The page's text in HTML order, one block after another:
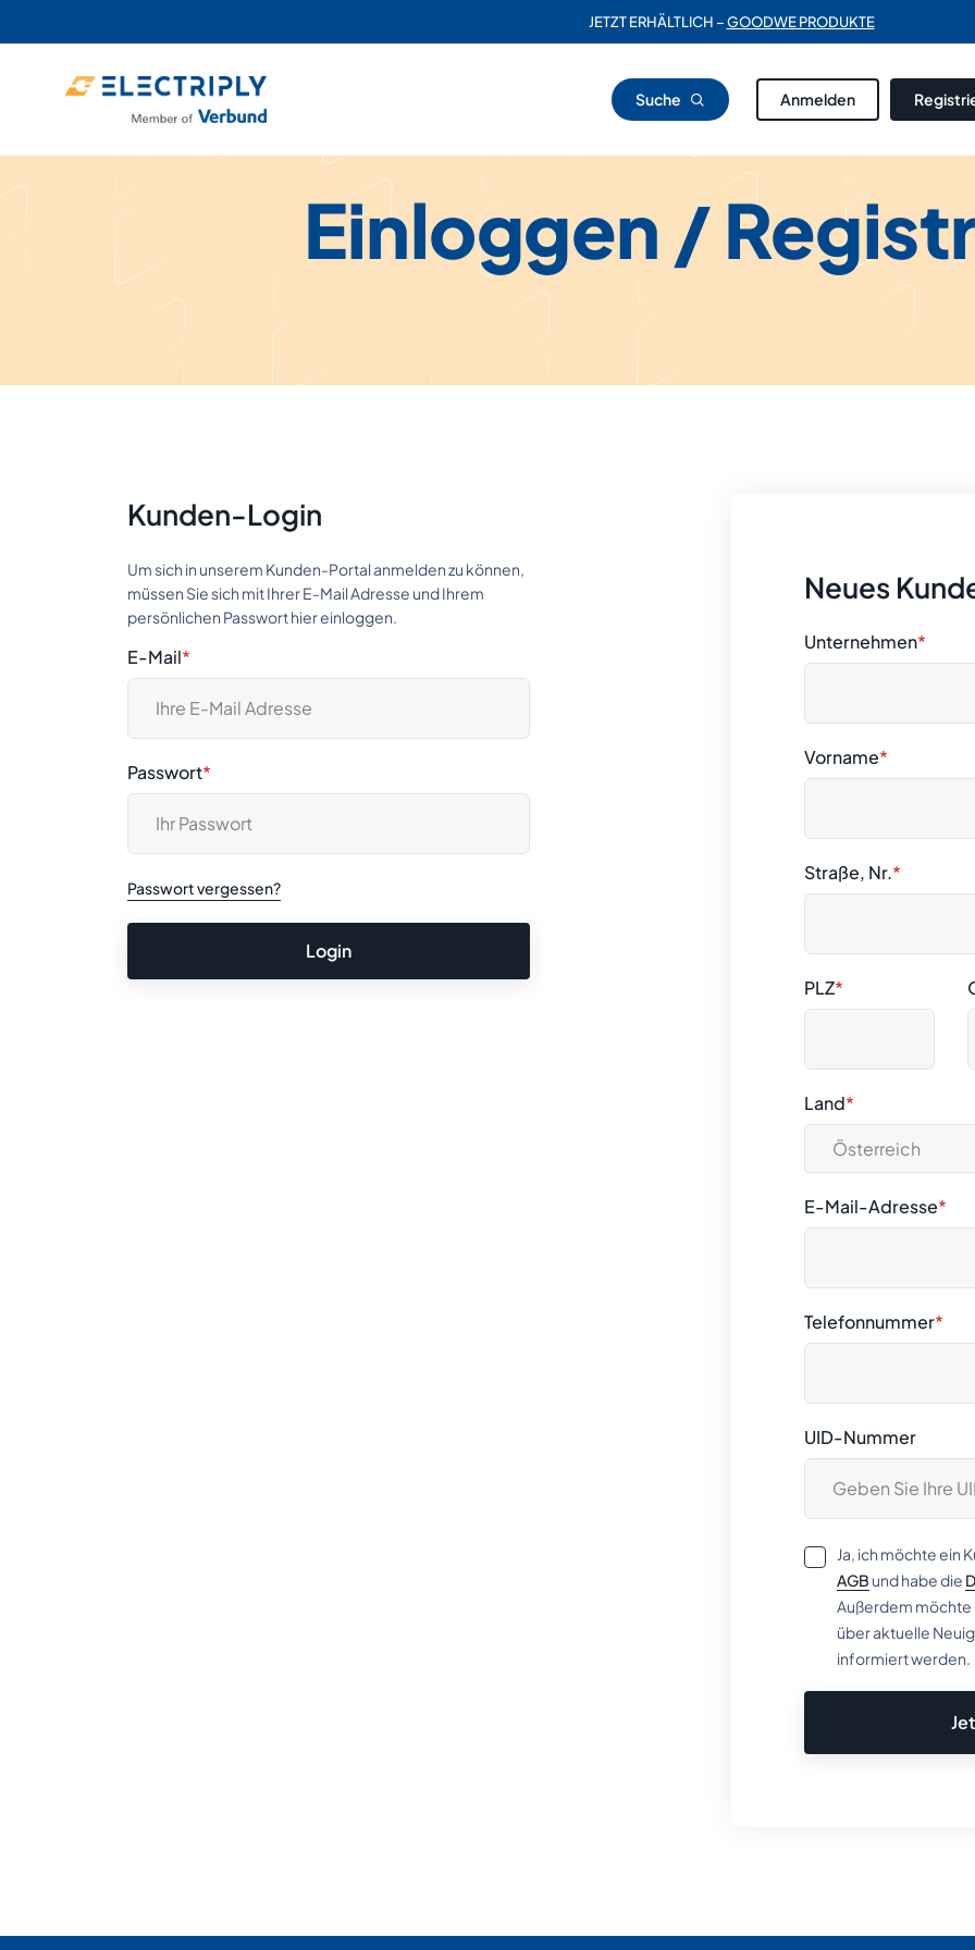
JETZT ERHÄLTLICH –GOODWE PRODUKTE
Suche Anmelden
Einloggen /
Kunden-Login
Um sich in unserem Kunden-Portal anmelden zu können,
müssen Sie sich mit Ihrer E-Mail Adresse und Ihrem
persönlichen Passwort hier einloggen.
E-Mail*
Passwort*
Passwort vergessen?
Login
Neues
Unternehmen*
Vorname*
Straße, Nr.*
PLZ*
Land*
E-Mail-Adresse*
Telefonnummer*
UID-Nummer
Ja, ich möchte ein
AGB und habe die
Außerdem möchte
über aktuelle
informiert werden.